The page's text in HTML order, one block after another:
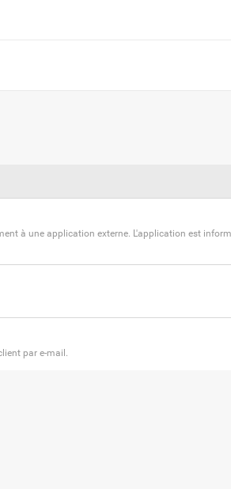
à une application externe. L'application est
par e-mail.